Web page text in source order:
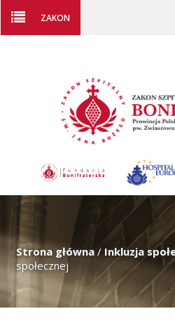
ZAKON
Strona główna / Inkluzja
społecznej